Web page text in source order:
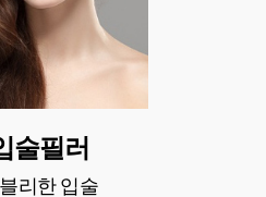
술필러
리한 입술